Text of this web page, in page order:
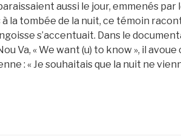
aussi le jour, emmenés par
à la tombée de la nuit, ce témoin
s’accentuait. Dans le
Va, « We want (u) to know », il
: « Je souhaitais que la nuit ne